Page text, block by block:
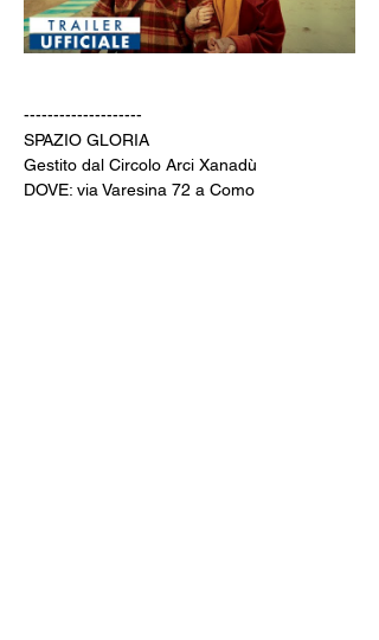
--------------------
SPAZIO GLORIA
Gestito dal Circolo Arci Xanadù
DOVE: via Varesina 72 a Como